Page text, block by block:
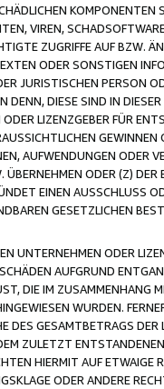
VIREN,
ZUGRIFFE AUF BZW.
ODER SONSTIGEN
JURISTISCHEN PERSON
DENN, DIESE SIND IN
LIZENZGEBER FÜR
AUFWENDUNGEN ODER
ODER (Z)
EINEN AUSSCHLUSS
GESETZLICHEN
UNTERNEHMEN ODER
AUFGRUND
DIE IM ZUSAMMENHANG
WURDEN.
DES GESAMTBETRAGS
ZULETZT
HIERMIT AUF
ODER ANDERE